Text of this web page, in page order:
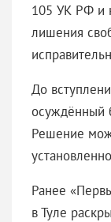
105 УК РФ и
лишения
До
осуждённый
Решение
Ранее
в Туле